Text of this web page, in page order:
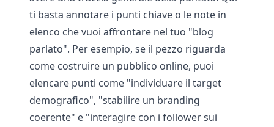
ti basta annotare i punti chiave o le note in
elenco che vuoi affrontare nel tuo "blog
parlato". Per esempio, se il pezzo riguarda
come costruire un pubblico online, puoi
elencare punti come "individuare il target
demografico", "stabilire un branding
coerente" e "interagire con i follower sui